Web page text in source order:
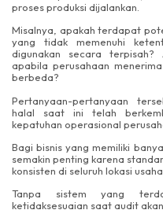
proses produksi dijalankan.
Misalnya, apakah terdapat
yang tidak memenuhi
digunakan secara
apabila perusahaan
berbeda?
Pertanyaan-pertanyaan
halal saat ini telah
kepatuhan operasional
Bagi bisnis yang memiliki
semakin penting karena
konsisten di seluruh lokasi usaha.
Tanpa sistem yang
ketidaksesuaian saat audit